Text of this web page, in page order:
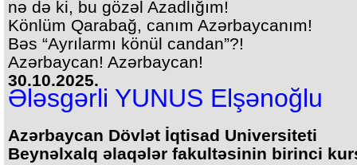
nə də ki, bu gözəl Azadlığım!
Könlüm Qarabağ, canım Azərbaycanım!
Bəs “Ayrılarmı könül candan”?!
Azərbaycan! Azərbaycan!
30.10.2025.
Ələsgərli YUNUS Elşənoğlu
Azərbaycan Dövlət İqtisad Universiteti
Beynəlxalq əlaqələr fakultəsinin birinci